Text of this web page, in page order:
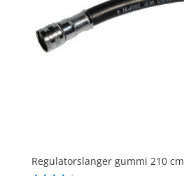
Regulatorslanger gummi 210 cm